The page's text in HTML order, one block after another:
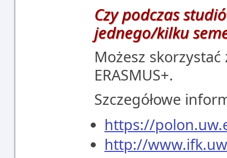
Czy podczas
jednego/kilku
Możesz
ERASMUS+.
Szczegółowe
https://
http://